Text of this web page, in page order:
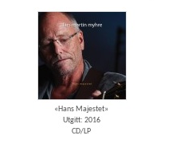
«Hans Majestet»
Utgitt: 2016
CD/LP